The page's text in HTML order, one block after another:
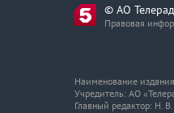
© АО
Правовая
Наименование
Учредитель: АО
Главный редактор: Н.